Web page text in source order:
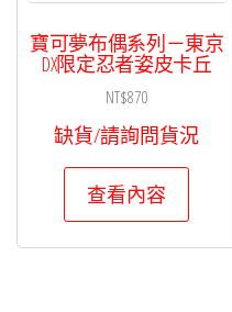
寶可夢布偶系列－東京
DX限定忍者姿皮卡丘
NT$870
缺貨/請詢問貨況
查看內容